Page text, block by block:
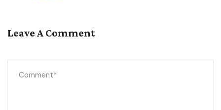
Leave A Comment